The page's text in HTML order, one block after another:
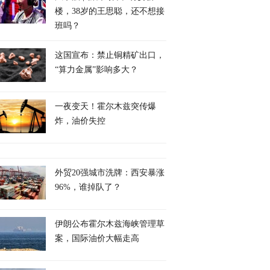
楼，38岁的王思聪，还不想接
班吗？
这国宣布：禁止铜精矿出口，
“算力金属”影响多大？
一夜变天！霍尔木兹突传爆
炸，油价失控
外贸20强城市洗牌：西安暴涨
96%，谁掉队了？
伊朗公布霍尔木兹海峡管理草
案，国际油价大幅走高